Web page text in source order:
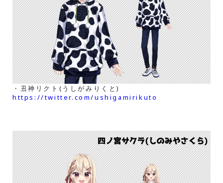
・丑神リクト(うしがみりくと)
https://twitter.com/ushigamirikuto